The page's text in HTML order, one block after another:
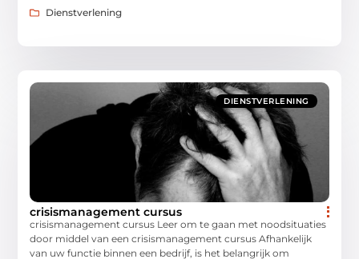
Dienstverlening
DIENSTVERLENING
crisismanagement cursus
crisismanagement cursus Leer om te gaan met noodsituaties
door middel van een crisismanagement cursus Afhankelijk
van uw functie binnen een bedrijf, is het belangrijk om